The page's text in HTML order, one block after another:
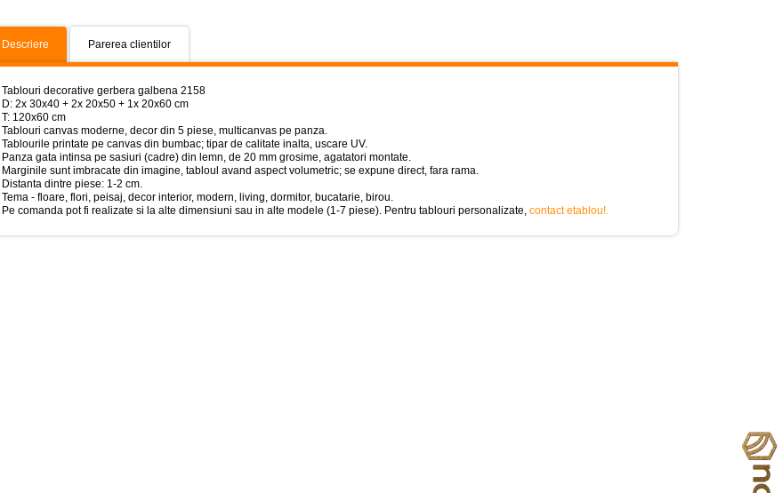
Descriere Parerea clientilor
Tablouri decorative gerbera galbena 2158
D: 2x 30x40 + 2x 20x50 + 1x 20x60 cm
T: 120x60 cm
Tablouri canvas moderne, decor din 5 piese, multicanvas pe panza.
Tablourile printate pe canvas din bumbac; tipar de calitate inalta, uscare UV.
Panza gata intinsa pe sasiuri (cadre) din lemn, de 20 mm grosime, agatatori montate.
Marginile sunt imbracate din imagine, tabloul avand aspect volumetric; se expune direct, fara rama.
Distanta dintre piese: 1-2 cm.
Tema - floare, flori, peisaj, decor interior, modern, living, dormitor, bucatarie, birou.
Pe comanda pot fi realizate si la alte dimensiuni sau in alte modele (1-7 piese). Pentru tablouri personalizate, contact etablou!